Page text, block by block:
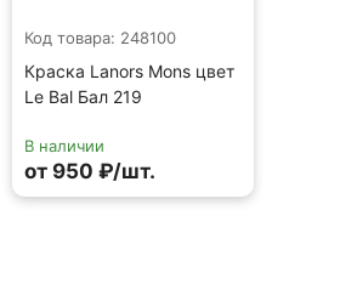
Код товара: 248100
Краска Lanors Mons цвет
Le Bal Бал 219
В наличии
от 950 ₽/шт.